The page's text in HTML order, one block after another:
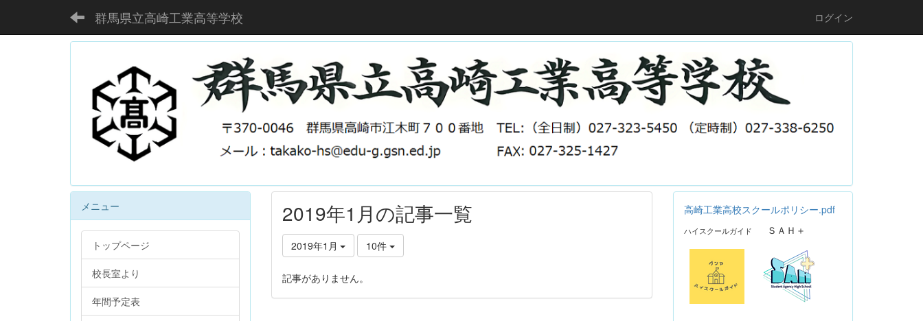
群馬県立高崎工業高等学校 ログイン
2019年1月の記事一覧
2019年1月 10件
記事がありません。
メニュー
トップページ
校長室より
年間予定表
高崎工業高校スクールポリシー.pdf
ハイスクールガイド ＳＡＨ＋